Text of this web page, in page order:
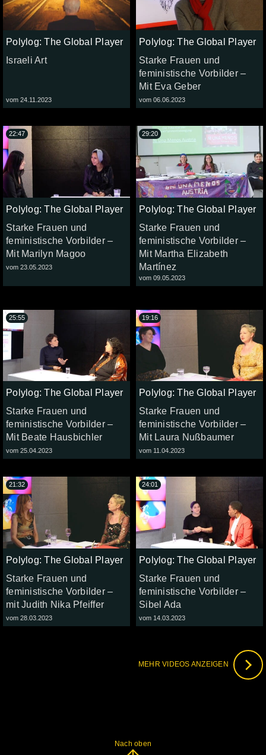
Polylog: The Global Player
Israeli Art
vom 24.11.2023
Polylog: The Global Player
Starke Frauen und
feministische Vorbilder –
Mit Eva Geber
vom 06.06.2023
Polylog: The Global Player
Starke Frauen und
feministische Vorbilder –
Mit Marilyn Magoo
vom 23.05.2023
22:47
Polylog: The Global Player
Starke Frauen und
feministische Vorbilder –
Mit Martha Elizabeth
Martínez
vom 09.05.2023
29:20
Polylog: The Global Player
Starke Frauen und
feministische Vorbilder –
Mit Beate Hausbichler
vom 25.04.2023
25:55
Polylog: The Global Player
Starke Frauen und
feministische Vorbilder –
Mit Laura Nußbaumer
vom 11.04.2023
19:16
Polylog: The Global Player
Starke Frauen und
feministische Vorbilder –
mit Judith Nika Pfeiffer
vom 28.03.2023
21:32
Polylog: The Global Player
Starke Frauen und
feministische Vorbilder –
Sibel Ada
vom 14.03.2023
24:01
MEHR VIDEOS ANZEIGEN
Nach oben